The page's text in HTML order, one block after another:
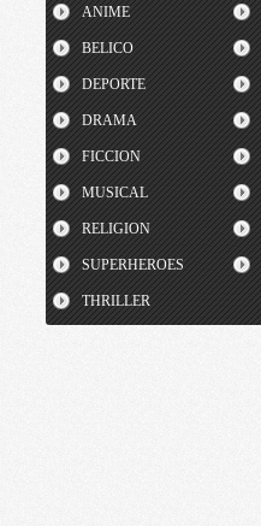
ANIME
BELICO
DEPORTE
DRAMA
FICCION
MUSICAL
RELIGION
SUPERHEROES
THRILLER